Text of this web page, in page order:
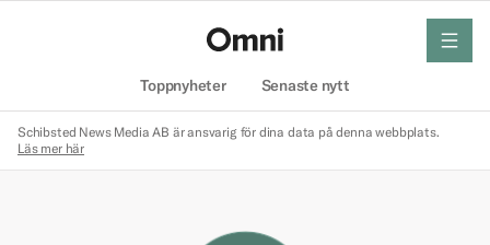
Toppnyheter Senaste nytt
meny
Schibsted News Media AB är ansvarig för dina data på denna webbplats.
Läs mer här